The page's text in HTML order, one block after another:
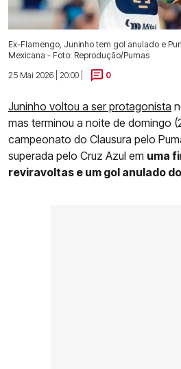
Ex-Flamengo, Juninho tem gol anulado e
Mexicana - Foto: Reprodução/Pumas
25 Mai 2026 | 20:00 |
0
Juninho voltou a ser protagonista
mas terminou a noite de domingo
campeonato do Clausura pelo
superada pelo Cruz Azul em uma
reviravoltas e um gol anulado